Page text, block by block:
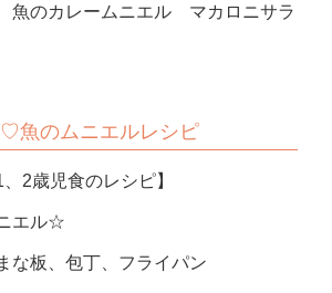
のカレームニエル マカロニサラ
魚のムニエルレシピ
、2歳児食のレシピ】
エル☆
な板、包丁、フライパン